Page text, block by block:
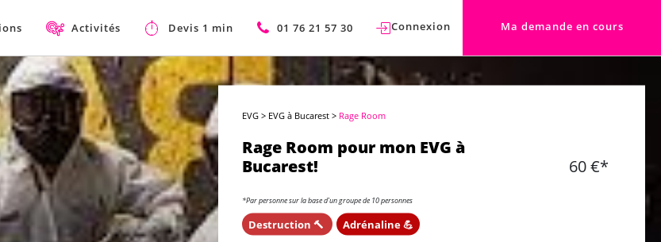
Activités Devis 1 min 01 76 21 57 30 Connexion Ma demande en cours
EVG > EVG à Bucarest > Rage Room
Rage Room pour mon EVG à
Bucarest!
60 €*
*Par personne sur la base d'un groupe de 10 personnes
Destruction 🔨 Adrénaline 💪